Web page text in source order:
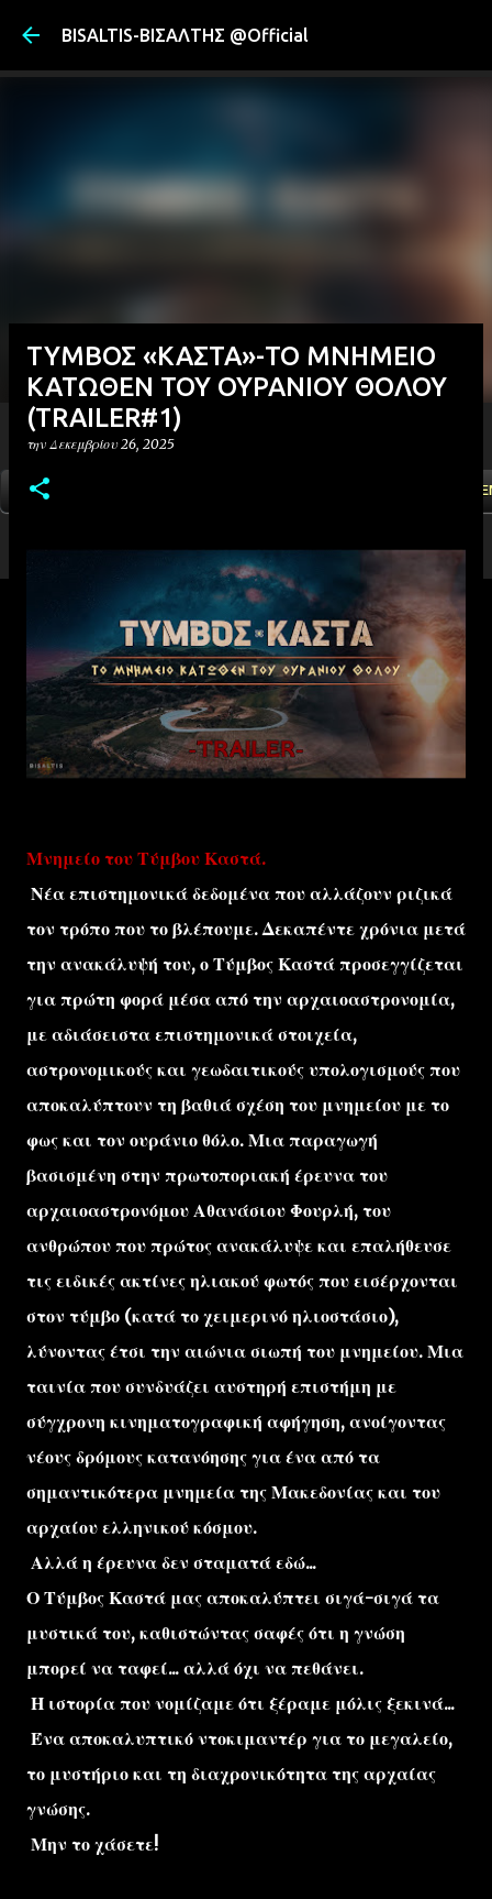
BISALTIS-ΒΙΣΑΛΤΗΣ @Official
ΑΡΧΙΚΗ
ΤΥΜΒΟΣ «ΚΑΣΤΑ»-ΤΟ ΜΝΗΜΕΙΟ
ΚΑΤΩΘΕΝ ΤΟΥ ΟΥΡΑΝΙΟΥ ΘΟΛΟΥ
(ΤRAILER#1)
την Δεκεμβρίου 26, 2025
Μνημείο του Τύμβου Καστά.
Νέα επιστημονικά δεδομένα που αλλάζουν ριζικά
τον τρόπο που το βλέπουμε. Δεκαπέντε χρόνια μετά
την ανακάλυψή του, ο Τύμβος Καστά προσεγγίζεται
για πρώτη φορά μέσα από την αρχαιοαστρονομία,
με αδιάσειστα επιστημονικά στοιχεία,
αστρονομικούς και γεωδαιτικούς υπολογισμούς που
αποκαλύπτουν τη βαθιά σχέση του μνημείου με το
φως και τον ουράνιο θόλο. Μια παραγωγή
βασισμένη στην πρωτοποριακή έρευνα του
αρχαιοαστρονόμου Αθανάσιου Φουρλή, του
ανθρώπου που πρώτος ανακάλυψε και επαλήθευσε
τις ειδικές ακτίνες ηλιακού φωτός που εισέρχονται
στον τύμβο (κατά το χειμερινό ηλιοστάσιο),
λύνοντας έτσι την αιώνια σιωπή του μνημείου. Μια
ταινία που συνδυάζει αυστηρή επιστήμη με
σύγχρονη κινηματογραφική αφήγηση, ανοίγοντας
νέους δρόμους κατανόησης για ένα από τα
σημαντικότερα μνημεία της Μακεδονίας και του
αρχαίου ελληνικού κόσμου.
Αλλά η έρευνα δεν σταματά εδώ...
Ο Τύμβος Καστά μας αποκαλύπτει σιγά-σιγά τα
μυστικά του, καθιστώντας σαφές ότι η γνώση
μπορεί να ταφεί... αλλά όχι να πεθάνει.
Η ιστορία που νομίζαμε ότι ξέραμε μόλις ξεκινά...
Ένα αποκαλυπτικό ντοκιμαντέρ για το μεγαλείο,
το μυστήριο και τη διαχρονικότητα της αρχαίας
γνώσης.
Μην το χάσετε!